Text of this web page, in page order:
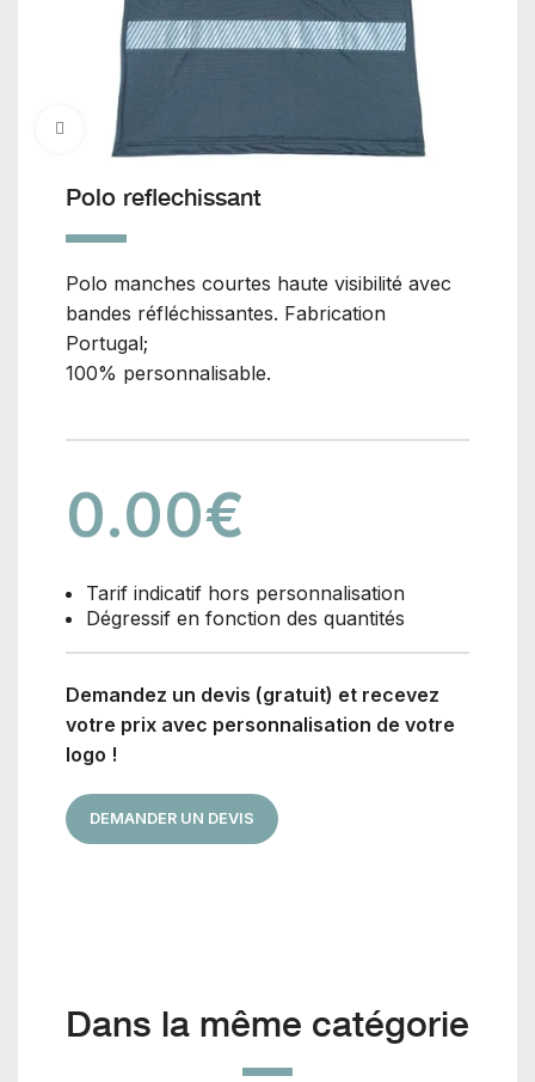
Click to enlarge
Polo reflechissant
Polo manches courtes haute visibilité avec
bandes réfléchissantes. Fabrication
Portugal;
100% personnalisable.
0.00€
Tarif indicatif hors personnalisation
Dégressif en fonction des quantités
Demandez un devis (gratuit) et recevez
votre prix avec personnalisation de votre
logo !
DEMANDER UN DEVIS
Dans la même catégorie